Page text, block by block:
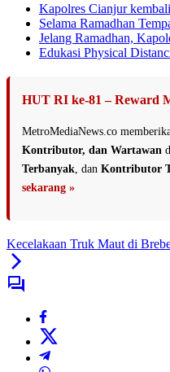
Kapolres Cianjur
Selama Ramadhan
Jelang Ramadhan,
Edukasi Physical
HUT RI ke-81 – Reward
MetroMediaNews.co
Kontributor, dan Wartawan
Terbanyak , dan Kontributor
sekarang »
Kecelakaan Truk Maut di